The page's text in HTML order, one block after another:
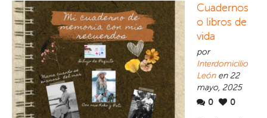
Cuadernos
o libros de
vida
por
Interdomicilio
Leónen 22
mayo, 2025
0
0